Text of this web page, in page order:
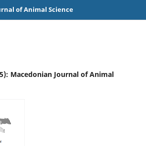
of Animal Science
Macedonian Journal of Animal